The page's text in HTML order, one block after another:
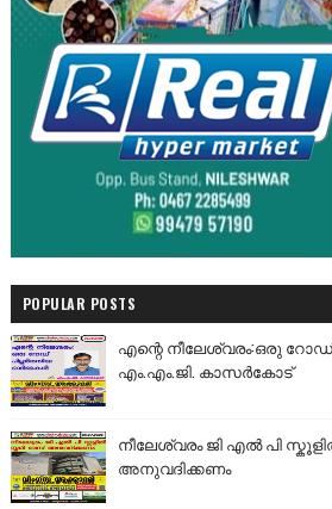
POPULAR POSTS
എന്റെ നീലേശ്വരം:ഒരു
എം.എം.ജി. കാസർകോട്
നീലേശ്വരം ജി എൽ പി
അനുവദിക്കണം